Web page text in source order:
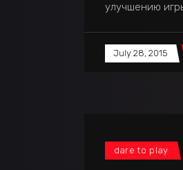
улучшению
July 28, 2015
dare to play